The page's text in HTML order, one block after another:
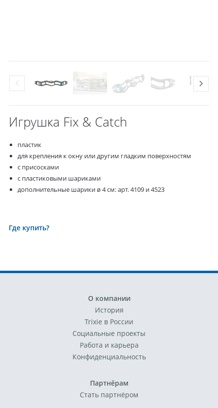
Игрушка Fix & Catch
пластик
для крепления к окну или другим гладким поверхностям
с присосками
с пластиковыми шариками
дополнительные шарики ø 4 см: арт. 4109 и 4523
Где купить?
О компании
История
Trixie в России
Социальные проекты
Работа и карьера
Конфиденциальность
Партнёрам
Стать партнёром